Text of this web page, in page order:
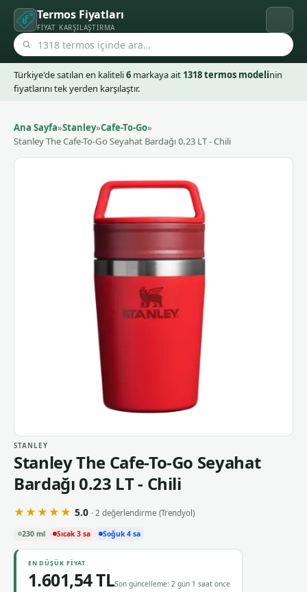
Termos Fiyatları
FIYAT KARŞILAŞTIRMA
Türkiye'de satılan en kaliteli6 markaya ait 1318 termos modelinin
fiyatlarını tek yerden karşılaştır.
Ana Sayfa»Stanley»Cafe-To-Go»
Stanley The Cafe-To-Go Seyahat Bardağı 0.23 LT - Chili
STANLEY
Stanley The Cafe-To-Go Seyahat
Bardağı 0.23 LT - Chili
★★★★★ 5.0 · 2 değerlendirme (Trendyol)
230 ml Sıcak 3 sa Soğuk 4 sa
EN DÜŞÜK FIYAT
1.601,54 TLSon güncelleme: 2 gün 1 saat önce